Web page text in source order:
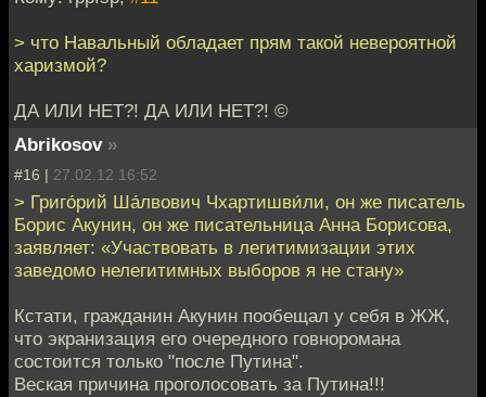
> что Навальный обладает прям такой невероятной
харизмой?
ДА ИЛИ НЕТ?! ДА ИЛИ НЕТ?! ©
Abrikosov »
#16 | 27.02.12 16:52
> Григо́рий Ша́лвович Чхартишви́ли, он же писатель
Борис Акунин, он же писательница Анна Борисова,
заявляет: «Участвовать в легитимизации этих
заведомо нелегитимных выборов я не стану»
Кстати, гражданин Акунин пообещал у себя в ЖЖ,
что экранизация его очередного говноромана
состоится только "после Путина".
Веская причина проголосовать за Путина!!!